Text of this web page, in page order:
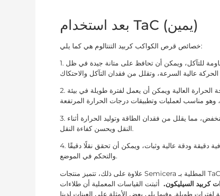
بعد استخدام TaC (يمين)
خصائص قرص الكواكب كربيد التنتالوم هي كما يلي:
1. مقاومة التآكل: تتميز مادة كربيد التنتالوم بصلابة عالية للغاية ومقاومة للتآكل، ويمكن أن تحافظ على متانة جيدة في ظل
2. ثبات درجة الحرارة العالية: يتمتع كربيد التنتالوم بثبات ممتاز في درجة الحرارة العالية ويمكن أن يعمل لفترة طويلة في بيئة
3. معامل احتكاك منخفض: يتمتع سطح كربيد التنتالوم بمعامل احتكاك منخفض، مما يقلل من فقدان الطاقة وتوليد الحرارة أثناء
النقل ويحسن كفاءة النقل.
4. دقة وثبات عاليان: يتم تصنيع أقراص الكواكب من كربيد التنتالوم بحرفية دقيقة ودقة عالية وثبات، ويمكن أن تحقق نقلًا دقيقًا
والتحكم في الموضع.
علاوة على ذلك، تتميز منتجات Semicera المطلية بـ TaC بعمر خدمة أطول ومقاومة أكبر لدرجات الحرارة العالية مقارنة
كربيد السيليكون. أثبتت القياسات المعملية أن طلاءات TaC الخاصة بنا يمكن أن تعمل باستمرار عند